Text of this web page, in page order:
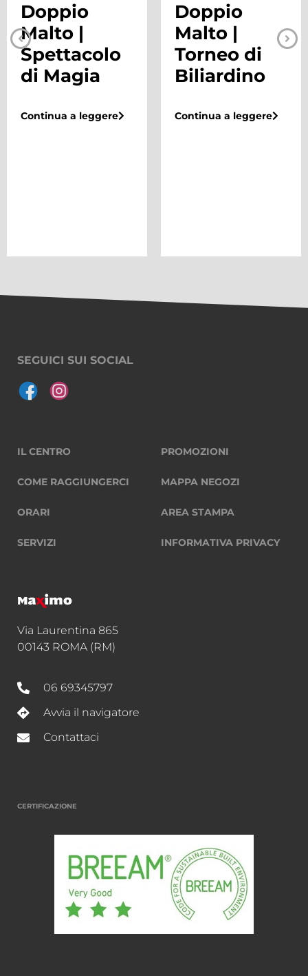
Doppio
Malto |
Spettacolo
di Magia
Continua a leggere
Doppio
Malto |
Torneo di
Biliardino
Continua a leggere
SEGUICI SUI SOCIAL
IL CENTRO
COME RAGGIUNGERCI
ORARI
SERVIZI
PROMOZIONI
MAPPA NEGOZI
AREA STAMPA
INFORMATIVA PRIVACY
Via Laurentina 865
00143 ROMA (RM)
06 69345797
Avvia il navigatore
Contattaci
CERTIFICAZIONE